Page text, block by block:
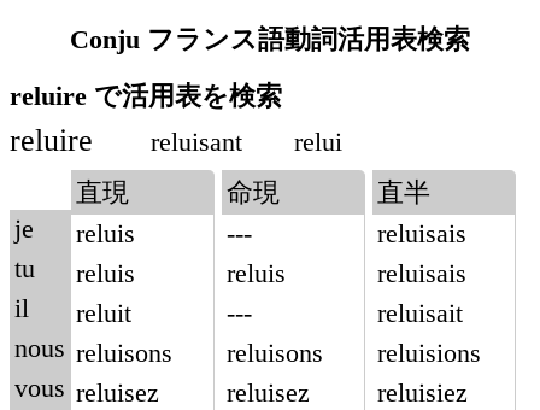
Conju フランス語動詞活用表検索
reluire で活用表を検索
reluire reluisant relui
je
tu
il
nous
vous
直現
reluis
reluis
reluit
reluisons
reluisez
命現
---
reluis
---
reluisons
reluisez
直半
reluisais
reluisais
reluisait
reluisions
reluisiez